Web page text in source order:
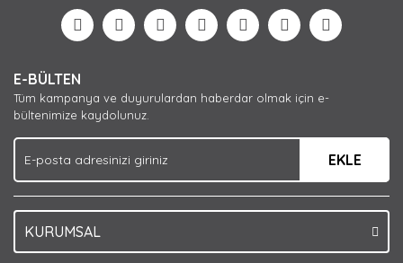
Yorum Yaz
Görüş ve önerileriniz için teşekkür ederiz.
Ürün açıklamasında eksik bilgiler bulunuyor.
Ürün bilgilerinde hatalar bulunuyor.
Ürün fiyatı diğer sitelerden daha pahalı.
Bu ürüne benzer farklı alternatifler olmalı.
E-BÜLTEN
Tüm kampanya ve duyurulardan haberdar olmak için e-
bültenimize kaydolunuz.
EKLE
KURUMSAL